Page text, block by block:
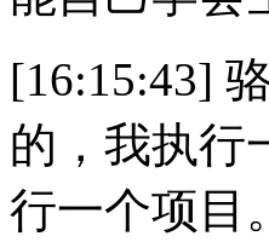
[16:15:43]
的，我执行
行一个项目